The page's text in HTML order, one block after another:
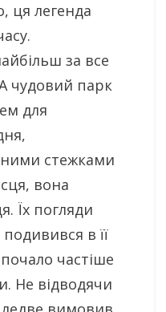
ця легенда
за все
чудовий парк
для
стежками
вона
Їх погляди
в її
частіше
Не відводячи